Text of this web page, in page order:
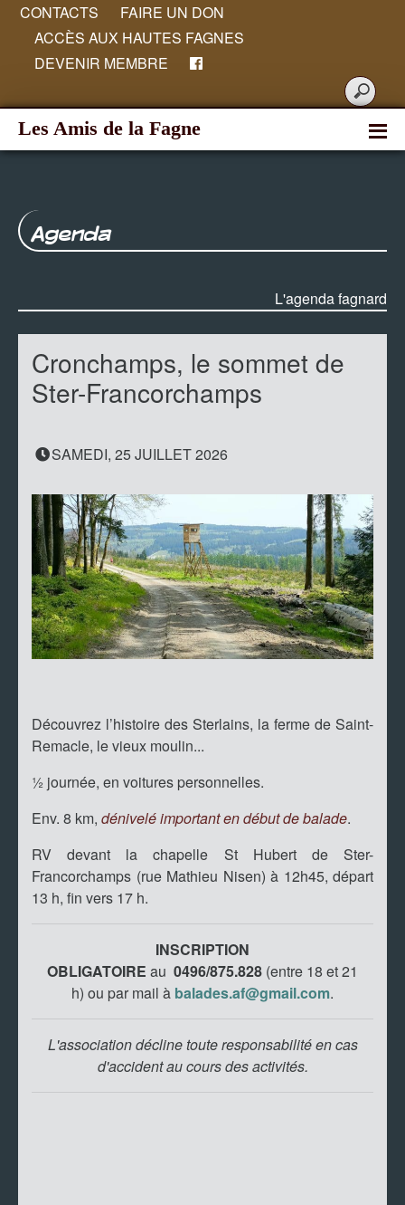
CONTACTS
FAIRE UN DON
ACCÈS AUX HAUTES FAGNES
DEVENIR MEMBRE
Les Amis de la Fagne
Agenda
L'agenda fagnard
Cronchamps, le sommet de
Ster-Francorchamps
SAMEDI, 25 JUILLET 2026
Découvrez l’histoire des Sterlains, la ferme de Saint-
Remacle, le vieux moulin...
½ journée, en voitures personnelles.
Env. 8 km, dénivelé important en début de balade.
RV devant la chapelle St Hubert de Ster-
Francorchamps (rue Mathieu Nisen) à 12h45, départ
13 h, fin vers 17 h.
INSCRIPTION
OBLIGATOIRE au 0496/875.828 (entre 18 et 21
h) ou par mail à balades.af@gmail.com.
L'association décline toute responsabilité en cas
d'accident au cours des activités.